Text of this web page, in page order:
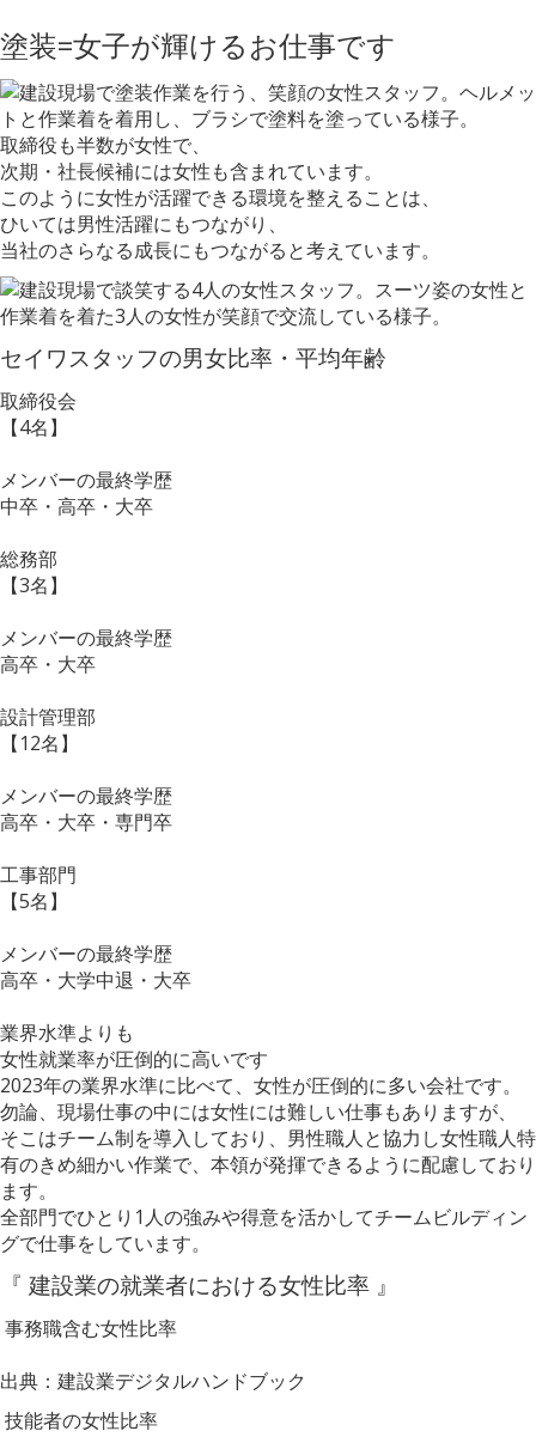
塗装=女子が輝けるお仕事です
取締役も半数が女性で、
次期・社長候補には女性も含まれています。
このように女性が活躍できる環境を整えることは、
ひいては男性活躍にもつながり、
当社のさらなる成長にもつながると考えています。
セイワスタッフの男女比率・平均年齢
取締役会
【4名】
メンバーの最終学歴
中卒・高卒・大卒
総務部
【3名】
メンバーの最終学歴
高卒・大卒
設計管理部
【12名】
メンバーの最終学歴
高卒・大卒・専門卒
工事部門
【5名】
メンバーの最終学歴
高卒・大学中退・大卒
業界水準よりも
女性就業率が圧倒的に高いです
2023年の業界水準に比べて、女性が圧倒的に多い会社です。
勿論、現場仕事の中には女性には難しい仕事もありますが、
そこはチーム制を導入しており、男性職人と協力し女性職人特
有のきめ細かい作業で、本領が発揮できるように配慮しており
ます。
全部門でひとり1人の強みや得意を活かしてチームビルディン
グで仕事をしています。
『 建設業の就業者における女性比率 』
事務職含む女性比率
出典：建設業デジタルハンドブック
技能者の女性比率